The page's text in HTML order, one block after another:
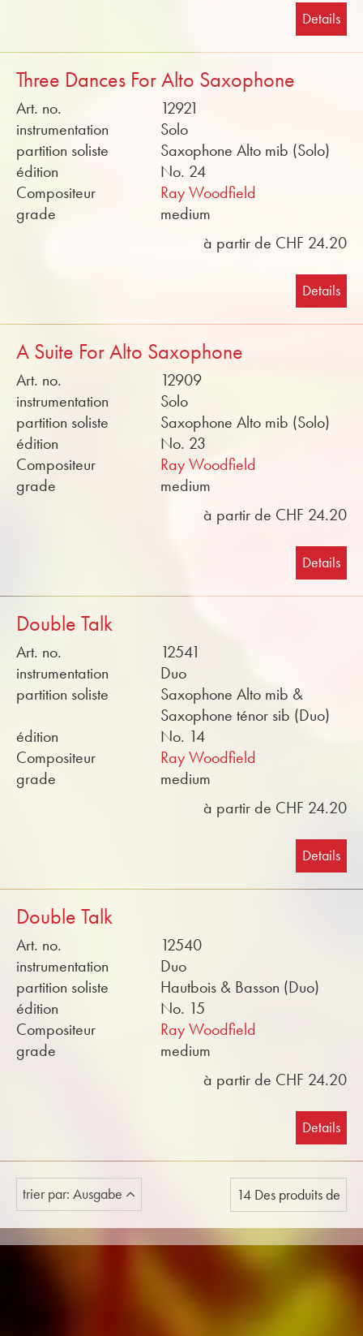
Details
Three Dances For Alto Saxophone
Art. no.
12921
instrumentation
Solo
partition soliste
Saxophone Alto mib (Solo)
édition
No. 24
Compositeur
Ray Woodfield
grade
medium
à partir de CHF 24.20
Details
A Suite For Alto Saxophone
Art. no.
12909
instrumentation
Solo
partition soliste
Saxophone Alto mib (Solo)
édition
No. 23
Compositeur
Ray Woodfield
grade
medium
à partir de CHF 24.20
Details
Double Talk
Art. no.
12541
instrumentation
Duo
partition soliste
Saxophone Alto mib &
Saxophone ténor sib (Duo)
édition
No. 14
Compositeur
Ray Woodfield
grade
medium
à partir de CHF 24.20
Details
Double Talk
Art. no.
12540
instrumentation
Duo
partition soliste
Hautbois & Basson (Duo)
édition
No. 15
Compositeur
Ray Woodfield
grade
medium
à partir de CHF 24.20
Details
trier par: Ausgabe 14 Des produits de